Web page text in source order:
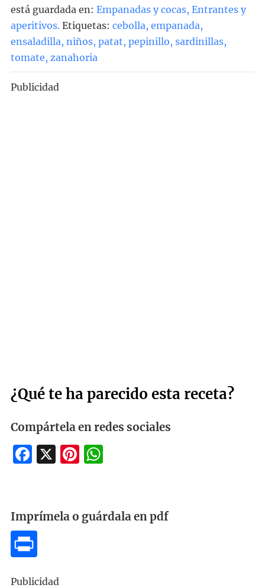
está guardada en: Empanadas y cocas, Entrantes y
aperitivos. Etiquetas: cebolla, empanada,
ensaladilla, niños, patat, pepinillo, sardinillas,
tomate, zanahoria
Publicidad
¿Qué te ha parecido esta receta?
Compártela en redes sociales
Facebook
X Pinterest
WhatsApp
Imprímela o guárdala en pdf
Publicidad